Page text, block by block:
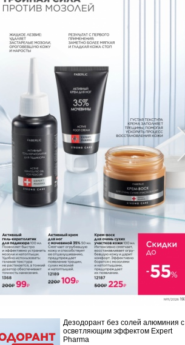
Дезодорант без солей алюминия с
осветляющим эффектом Expert
Pharma